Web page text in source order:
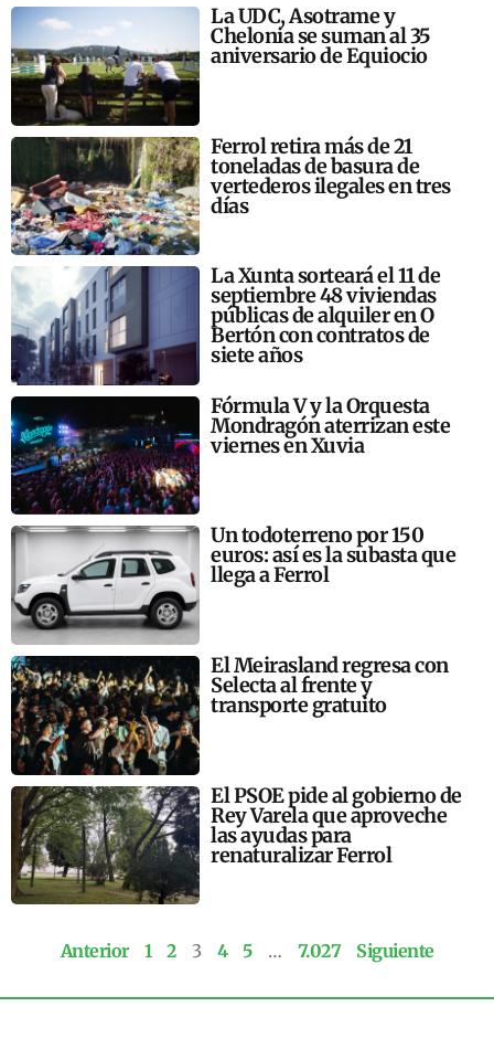
La UDC, Asotrame y
Chelonia se suman al 35
aniversario de Equiocio
Ferrol retira más de 21
toneladas de basura de
vertederos ilegales en tres
días
La Xunta sorteará el 11 de
septiembre 48 viviendas
públicas de alquiler en O
Bertón con contratos de
siete años
Fórmula V y la Orquesta
Mondragón aterrizan este
viernes en Xuvia
Un todoterreno por 150
euros: así es la subasta que
llega a Ferrol
El Meirasland regresa con
Selecta al frente y
transporte gratuito
El PSOE pide al gobierno de
Rey Varela que aproveche
las ayudas para
renaturalizar Ferrol
Anterior 1 2 3 4 5 … 7.027 Siguiente